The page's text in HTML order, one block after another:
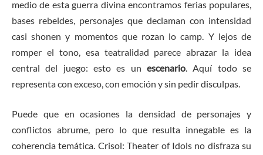
medio de esta guerra divina encontramos ferias populares,
bases rebeldes, personajes que declaman con intensidad
casi shonen y momentos que rozan lo camp. Y lejos de
romper el tono, esa teatralidad parece abrazar la idea
central del juego: esto es un escenario . Aquí todo se
representa con exceso, con emoción y sin pedir disculpas.
Puede que en ocasiones la densidad de personajes y
conflictos abrume, pero lo que resulta innegable es la
coherencia temática. Crisol: Theater of Idols no disfraza su